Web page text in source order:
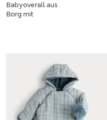
Babyoverall aus
Borg mit